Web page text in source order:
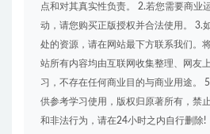
点和对其真实性负责。 2.若您需要商业
动，请您购买正版授权并合法使用。 3.
处的资源，请在网站最下方联系我们。
站所有内容均由互联网收集整理、网友
习，不存在任何商业目的与商业用途。
供参考学习使用，版权归原著所有，禁
和非法行为，请在24小时之内自行删除!